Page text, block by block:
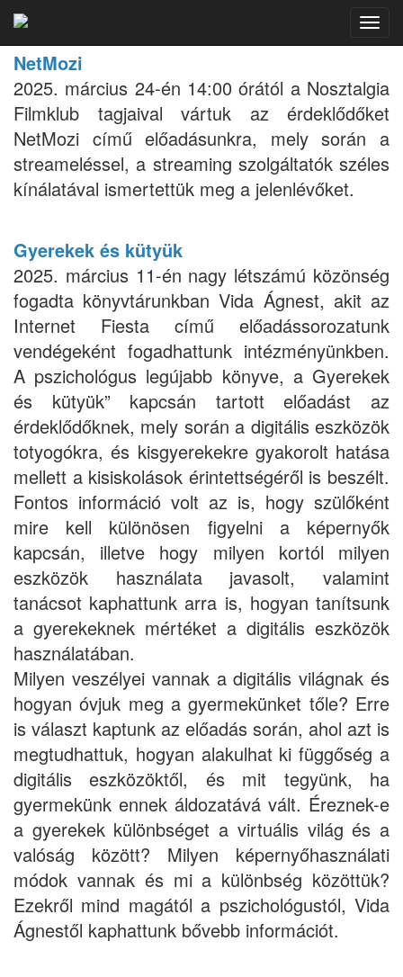
Internet Fiesta 2025
NetMozi
2025. március 24-én 14:00 órától a Nosztalgia
Filmklub tagjaival vártuk az érdeklődőket
NetMozi című előadásunkra, mely során a
streameléssel, a streaming szolgáltatók széles
kínálatával ismertettük meg a jelenlévőket.
Gyerekek és kütyük
2025. március 11-én nagy létszámú közönség
fogadta könyvtárunkban Vida Ágnest, akit az
Internet Fiesta című előadássorozatunk
vendégeként fogadhattunk intézményünkben.
A pszichológus legújabb könyve, a Gyerekek
és kütyük” kapcsán tartott előadást az
érdeklődőknek, mely során a digitális eszközök
totyogókra, és kisgyerekekre gyakorolt hatása
mellett a kisiskolások érintettségéről is beszélt.
Fontos információ volt az is, hogy szülőként
mire kell különösen figyelni a képernyők
kapcsán, illetve hogy milyen kortól milyen
eszközök használata javasolt, valamint
tanácsot kaphattunk arra is, hogyan tanítsunk
a gyerekeknek mértéket a digitális eszközök
használatában.
Milyen veszélyei vannak a digitális világnak és
hogyan óvjuk meg a gyermekünket tőle? Erre
is választ kaptunk az előadás során, ahol azt is
megtudhattuk, hogyan alakulhat ki függőség a
digitális eszközöktől, és mit tegyünk, ha
gyermekünk ennek áldozatává vált. Éreznek-e
a gyerekek különbséget a virtuális világ és a
valóság között? Milyen képernyőhasználati
módok vannak és mi a különbség közöttük?
Ezekről mind magától a pszichológustól, Vida
Ágnestől kaphattunk bővebb információt.